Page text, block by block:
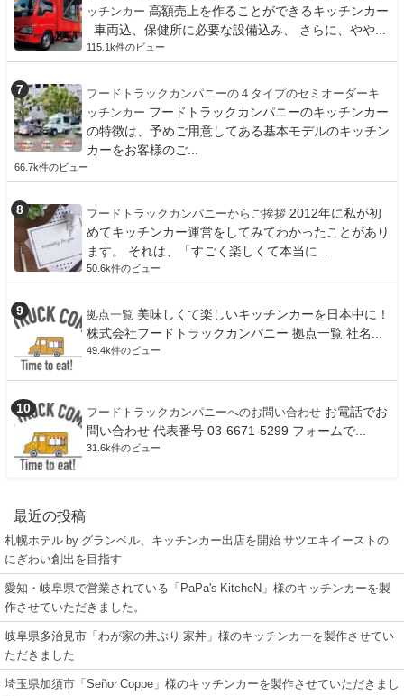
ッチンカー 高額売上を作ることができるキッチンカー
車両込、保健所に必要な設備込み、 さらに、やや...
115.1k件のビュー
フードトラックカンパニーの４タイプのセミオーダーキ
ッチンカー フードトラックカンパニーのキッチンカー
の特徴は、予めご用意してある基本モデルのキッチン
カーをお客様のご...
66.7k件のビュー
フードトラックカンパニーからご挨拶 2012年に私が初
めてキッチンカー運営をしてみてわかったことがあり
ます。 それは、「すごく楽しくて本当に...
50.6k件のビュー
拠点一覧 美味しくて楽しいキッチンカーを日本中に！
株式会社フードトラックカンパニー 拠点一覧 社名...
49.4k件のビュー
フードトラックカンパニーへのお問い合わせ お電話でお
問い合わせ 代表番号 03-6671-5299 フォームで...
31.6k件のビュー
最近の投稿
札幌ホテル by グランベル、キッチンカー出店を開始 サツエキイーストの
にぎわい創出を目指す
愛知・岐阜県で営業されている「PaPa's KitcheN」様のキッチンカーを製
作させていただきました。
岐阜県多治見市「わが家の丼ぶり 家丼」様のキッチンカーを製作させてい
ただきました
埼玉県加須市「Señor Coppe」様のキッチンカーを製作させていただきまし